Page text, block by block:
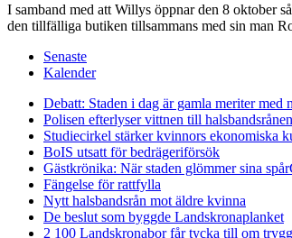
I samband med att Willys öppnar den 8 oktober
den tillfälliga butiken tillsammans med sin man
Senaste
Kalender
Debatt: Staden i dag är gamla meriter med
Polisen efterlyser vittnen till halsbandsrånen
Studiecirkel stärker kvinnors ekonomiska
BoIS utsatt för bedrägeriförsök
Gästkrönika: När staden glömmer sina spår
Fängelse för rattfylla
Nytt halsbandsrån mot äldre kvinna
De beslut som byggde Landskronaplanket
2 100 Landskronabor får tycka till om